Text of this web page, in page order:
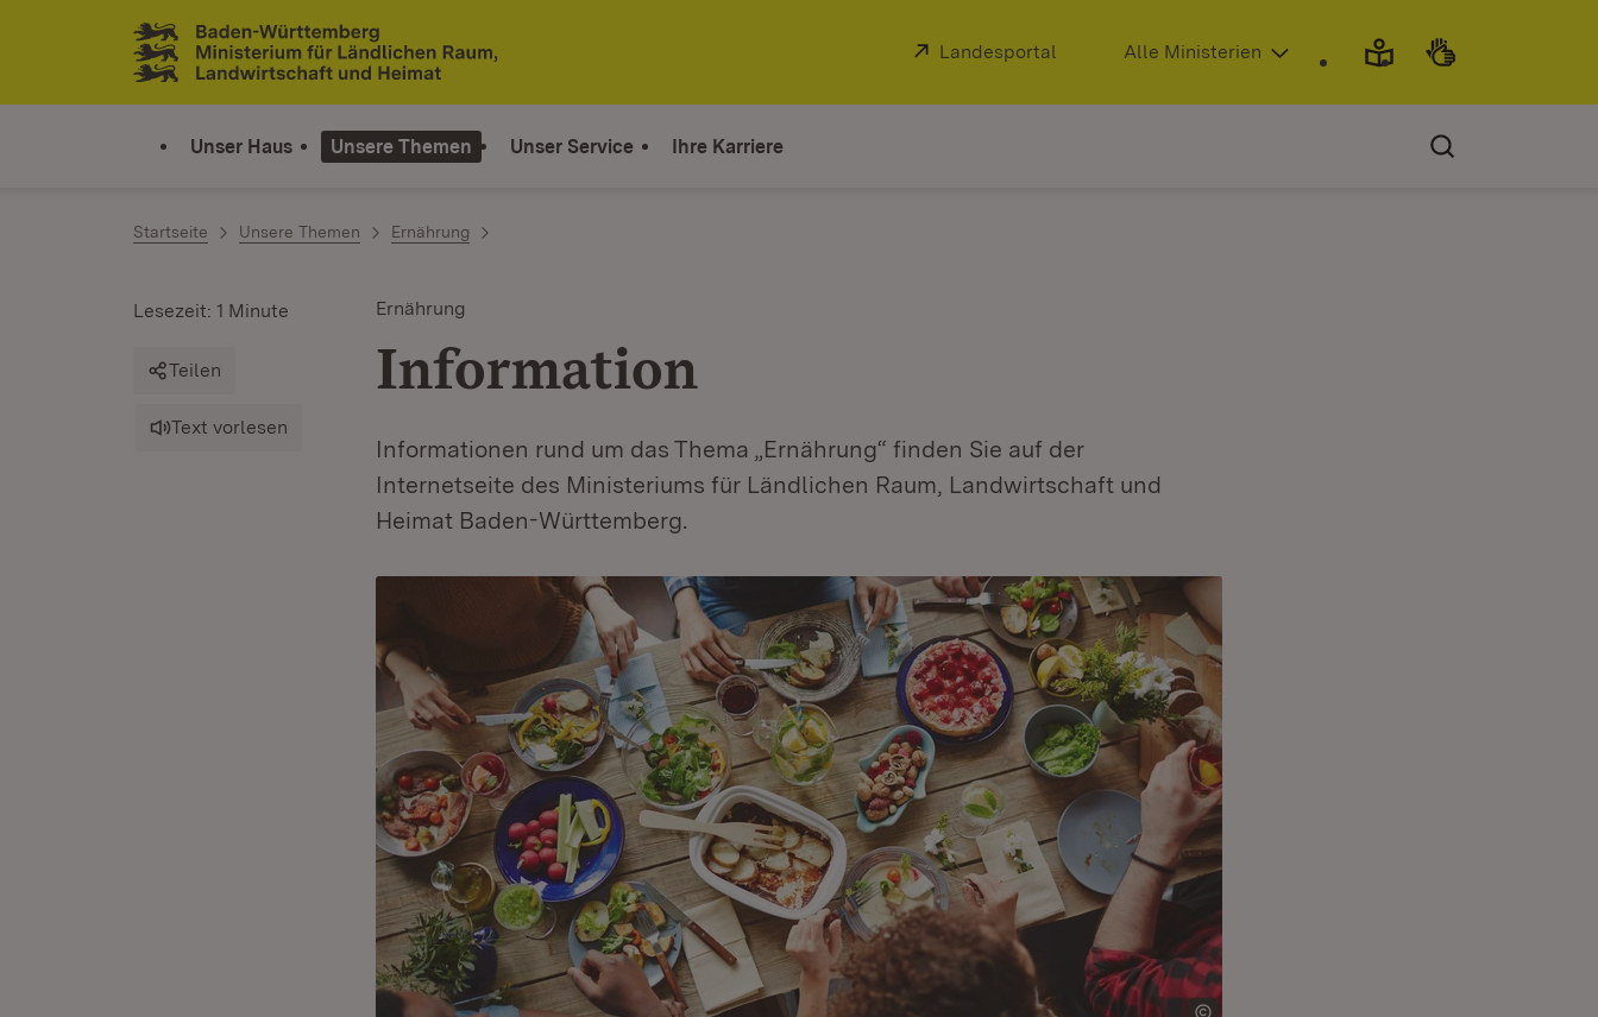
Zum Inhalt springen
Link zur Startseite
Extern:
Landesportal (Öffnet in neuem Fenster)
Alle Ministerien
Unser Haus Unsere Themen Unser Service Ihre Karriere
Startseite Unsere Themen Ernährung
Ernährung
Information
Informationen rund um das Thema „Ernährung“ finden Sie auf der
Internetseite des Ministeriums für Ländlichen Raum, Landwirtschaft und
Heimat Baden-Württemberg.
Lesezeit: 1 Minute
Teilen
Text vorlesen